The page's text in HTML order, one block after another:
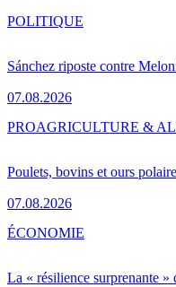
Sánchez riposte contre
07.08.2026
POLITIQUE
Poulets, bovins et ours
07.08.2026
PROAGRICULTURE &
La « résilience surprenante »
ÉCONOMIE